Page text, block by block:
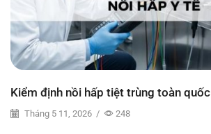
Kiểm định nồi hấp tiệt trùng toàn quốc
Tháng 5 11, 2026 / 248